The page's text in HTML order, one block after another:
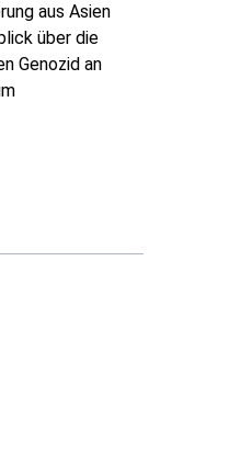
aus Asien
über die
Genozid an